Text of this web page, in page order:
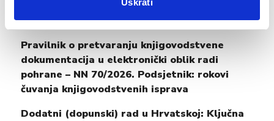
Uskrati
Posljednje objavljeno
Pravilnik o pretvaranju knjigovodstvene
dokumentacija u elektronički oblik radi
pohrane – NN 70/2026. Podsjetnik: rokovi
čuvanja knjigovodstvenih isprava
Dodatni (dopunski) rad u Hrvatskoj: Ključna